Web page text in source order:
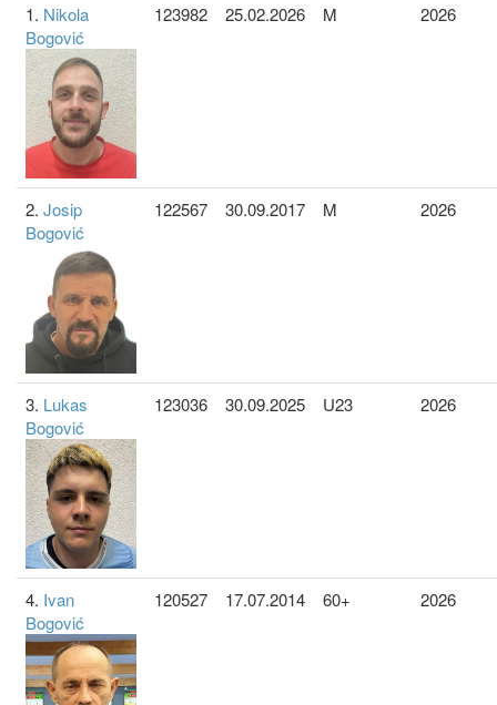
1. Nikola
Bogović
123982 25.02.2026 M 2026
2. Josip
Bogović
122567 30.09.2017 M 2026
3. Lukas
Bogović
123036 30.09.2025 U23 2026
4. Ivan
Bogović
120527 17.07.2014 60+ 2026